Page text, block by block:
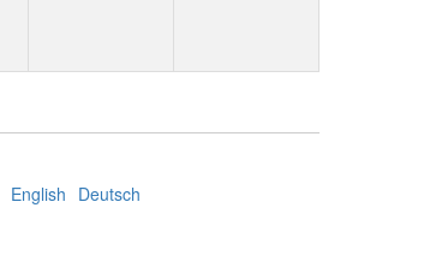
English Deutsch